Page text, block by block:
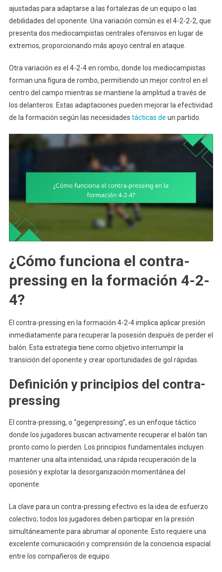
ajustadas para adaptarse a las fortalezas de un equipo o las
debilidades del oponente. Una variación común es el 4-2-2-2, que
presenta dos mediocampistas centrales ofensivos en lugar de
extremos, proporcionando más apoyo central en ataque.
Otra variación es el 4-2-4 en rombo, donde los mediocampistas
forman una figura de rombo, permitiendo un mejor control en el
centro del campo mientras se mantiene la amplitud a través de
los delanteros. Estas adaptaciones pueden mejorar la efectividad
de la formación según las necesidades tácticas de un partido.
¿Cómo funciona el contra-
pressing en la formación 4-2-
4?
El contra-pressing en la formación 4-2-4 implica aplicar presión
inmediatamente para recuperar la posesión después de perder el
balón. Esta estrategia tiene como objetivo interrumpir la
transición del oponente y crear oportunidades de gol rápidas.
Definición y principios del contra-
pressing
El contra-pressing, o “gegenpressing”, es un enfoque táctico
donde los jugadores buscan activamente recuperar el balón tan
pronto como lo pierden. Los principios fundamentales incluyen
mantener una alta intensidad, una rápida recuperación de la
posesión y explotar la desorganización momentánea del
oponente.
La clave para un contra-pressing efectivo es la idea de esfuerzo
colectivo; todos los jugadores deben participar en la presión
simultáneamente para abrumar al oponente. Esto requiere una
excelente comunicación y comprensión de la conciencia espacial
entre los compañeros de equipo.